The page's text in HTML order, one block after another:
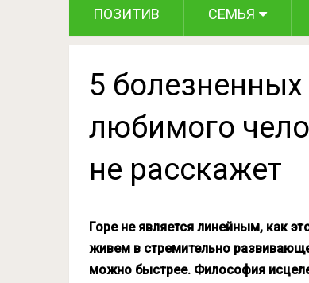
ПОЗИТИВ СЕМЬЯ
5 болезненных
любимого
не расскажет
Горе не является линейным, как
живем в стремительно
можно быстрее. Философия